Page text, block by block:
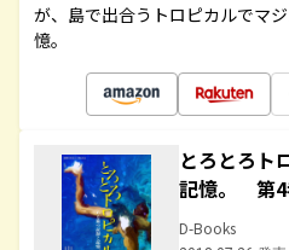
が、島で出合うトロピカルでマ
憶。
とろとろト
記憶。 第
D-Books